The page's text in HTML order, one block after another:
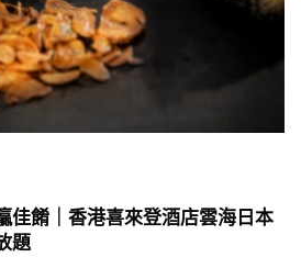
佳餚｜香港喜來登酒店雲海日本
題